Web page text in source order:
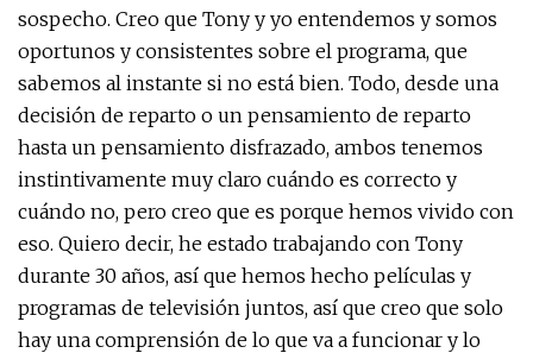
sospecho. Creo que Tony y yo entendemos y somos
oportunos y consistentes sobre el programa, que
sabemos al instante si no está bien. Todo, desde una
decisión de reparto o un pensamiento de reparto
hasta un pensamiento disfrazado, ambos tenemos
instintivamente muy claro cuándo es correcto y
cuándo no, pero creo que es porque hemos vivido con
eso. Quiero decir, he estado trabajando con Tony
durante 30 años, así que hemos hecho películas y
programas de televisión juntos, así que creo que solo
hay una comprensión de lo que va a funcionar y lo